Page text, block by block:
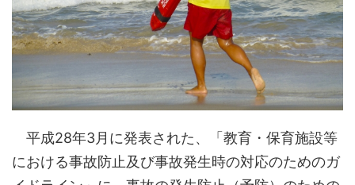
平成28年3月に発表された、「教育・保育施設等
における事故防止及び事故発生時の対応のためのガ